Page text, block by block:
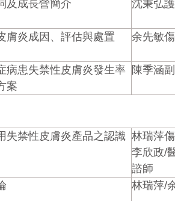
及成長營簡介 沈秉弘
膚炎成因、評估與處置 余先敏
病患失禁性皮膚炎發生率
案
陳季涵
失禁性皮膚炎產品之認識 林瑞萍
李欣政/
諮師
林瑞萍/